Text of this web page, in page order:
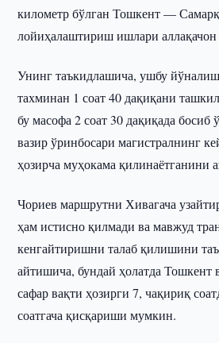
километр бўлган Тошкент —
лойиҳалаштириш ишлари аллақачон
Унинг таъкидлашича, ушбу
тахминан 1 соат 40 дақиқани
бу масофа 2 соат 30 дақиқада босиб
вазир ўринбосари магистралнинг
ҳозирча муҳокама қилинаётганини
Чориев маршрутни Хивагача
ҳам истисно қилмади ва мавжуд
кенгайтиришни талаб қилишини
айтишича, бундай ҳолатда Тошкент
сафар вақти ҳозирги 7, чақириқ
соатгача қисқариши мумкин.